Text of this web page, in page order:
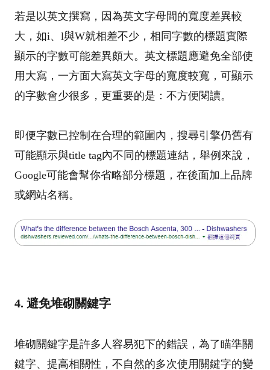
若是以英文撰寫，因為英文字母間的寬度差異較
大，如i、l與W就相差不少，相同字數的標題實際
顯示的字數可能差異頗大。英文標題應避免全部使
用大寫，一方面大寫英文字母的寬度較寬，可顯示
的字數會少很多，更重要的是：不方便閱讀。
即便字數已控制在合理的範圍內，搜尋引擎仍舊有
可能顯示與title tag內不同的標題連結，舉例來說，
Google可能會幫你省略部分標題，在後面加上品牌
或網站名稱。
4. 避免堆砌關鍵字
堆砌關鍵字是許多人容易犯下的錯誤，為了瞄準關
鍵字、提高相關性，不自然的多次使用關鍵字的變